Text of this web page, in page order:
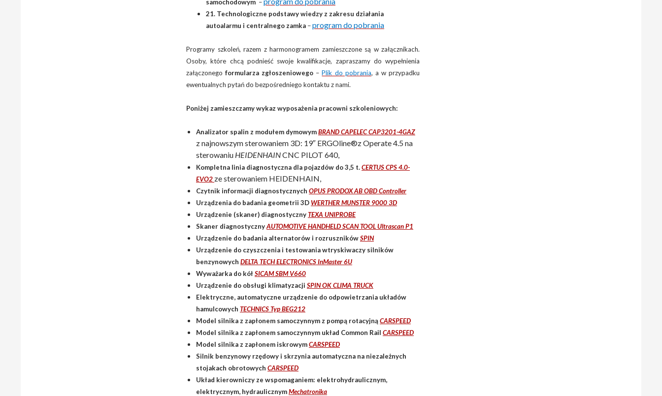
samochodowym –
21. Technologiczne podstawy wiedzy z zakresu działania
autoalarmu i centralnego zamka –program do pobrania
Programy szkoleń, razem z harmonogramem zamieszczone są w załącznikach.
Osoby, które chcą podnieść swoje kwalifikacje, zapraszamy do wypełnienia
załączonegoformularza zgłoszeniowego –Plik do pobrania, a w przypadku
ewentualnych pytań do bezpośredniego kontaktu z nami.
Poniżej zamieszczamy wykaz wyposażenia pracowni szkoleniowych:
Analizator spalin z modułem dymowymBRAND CAPELEC CAP3201-4GAZ
z najnowszym sterowaniem 3D: 19″ ERGOline®z Operate 4.5 na
sterowaniu HEIDENHAINCNC PILOT 640,
Kompletna linia diagnostyczna dla pojazdów do 3,5 t.CERTUS CPS 4.0-
EVO2 ze sterowaniem HEIDENHAIN,
Czytnik informacji diagnostycznych OPUS PRODOX AB OBD Controller
Urządzenia do badania geometrii 3D WERTHER MUNSTER 9000 3D
Urządzenie (skaner) diagnostycznyTEXA UNIPROBE
Skaner diagnostycznyAUTOMOTIVE HANDHELD SCAN TOOL Ultrascan P1
Urządzenie do badania alternatorów i rozrusznikówSPIN
Urządzenie do czyszczenia i testowania wtryskiwaczy silników
benzynowych DELTA TECH ELECTRONICS InMaster 6U
Wyważarka do kół SICAM SBM V660
Urządzenie do obsługi klimatyzacji SPIN OK CLIMA TRUCK
Elektryczne, automatyczne urządzenie do odpowietrzania układów
hamulcowych TECHNICS Typ BEG212
Model silnika z zapłonem samoczynnym z pompą rotacyjnąCARSPEED
Model silnika z zapłonem samoczynnym układ Common Rail CARSPEED
Model silnika z zapłonem iskrowymCARSPEED
Silnik benzynowy rzędowy i skrzynia automatyczna na niezależnych
stojakach obrotowych CARSPEED
Układ kierowniczy ze wspomaganiem: elektrohydraulicznym,
elektrycznym, hydraulicznymMechatronika